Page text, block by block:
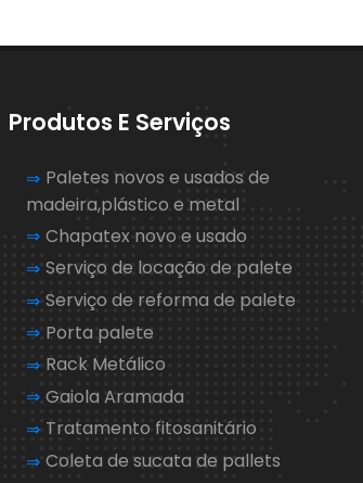
Produtos E Serviços
Paletes novos e usados de
madeira,plástico e metal
Chapatex novo e usado
Serviço de locação de palete
Serviço de reforma de palete
Porta palete
Rack Metálico
Gaiola Aramada
Tratamento fitosanitário
Coleta de sucata de pallets